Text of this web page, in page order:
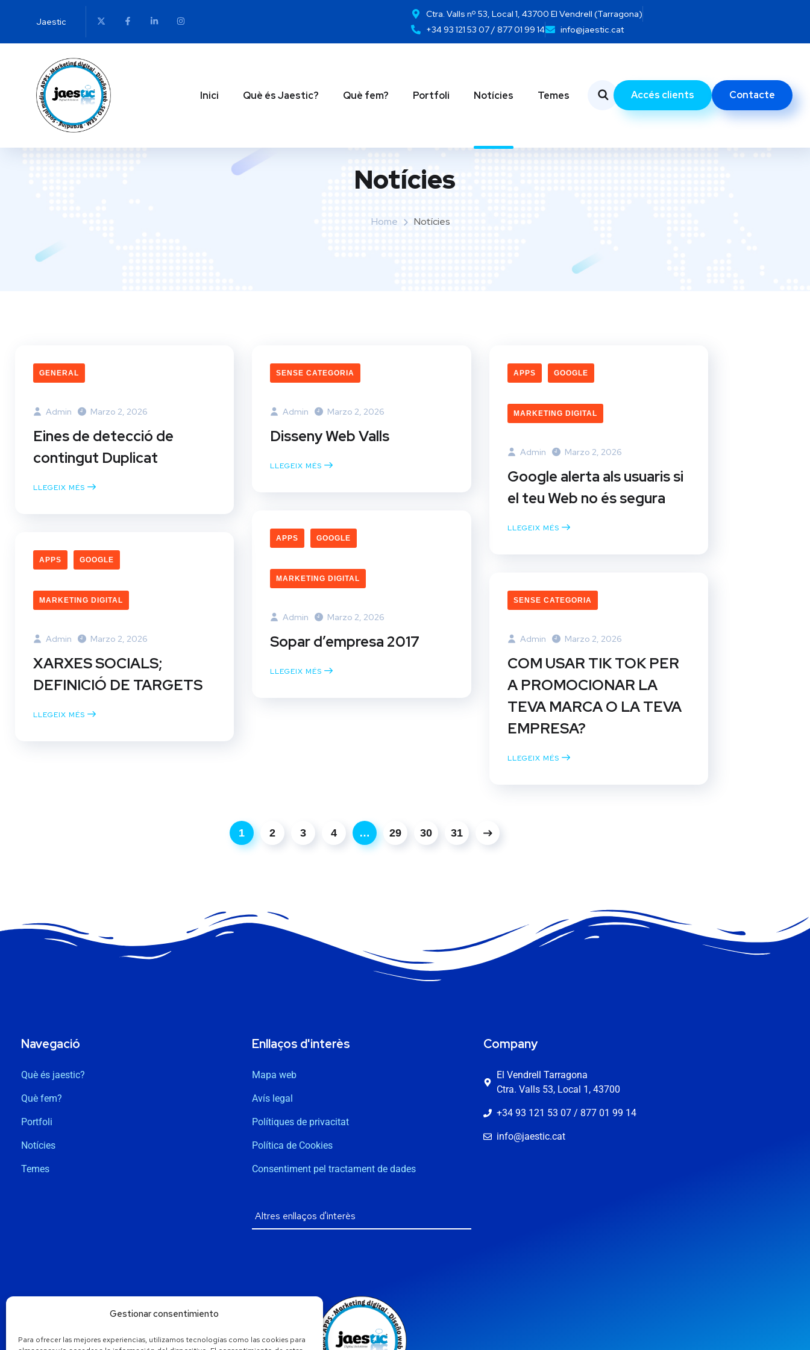
Gestionar consentimiento
Para ofrecer las mejores experiencias, utilizamos tecnologías como las cookies para
Jaestic
Ctra. Valls nº 53, Local 1, 43700 El Vendrell (Tarragona)
+34 93 121 53 07 / 877 01 99 14
info@jaestic.cat
Inici Què és Jaestic? Què fem? Portfoli Notícies Temes Accés clients Contacte
Notícies
Home Notícies
GENERAL
Admin Marzo 2, 2026
Eines de detecció de
contingut Duplicat
LLEGEIX MÉS
SENSE CATEGORIA
Admin Marzo 2, 2026
Disseny Web Valls
LLEGEIX MÉS
APPS GOOGLE
MARKETING DIGITAL
Admin Marzo 2, 2026
Google alerta als usuaris si
el teu Web no és segura
LLEGEIX MÉS
APPS GOOGLE
MARKETING DIGITAL
Admin Marzo 2, 2026
Sopar d’empresa 2017
LLEGEIX MÉS
APPS GOOGLE
MARKETING DIGITAL
Admin Marzo 2, 2026
XARXES SOCIALS;
DEFINICIÓ DE TARGETS
LLEGEIX MÉS
SENSE CATEGORIA
Admin Marzo 2, 2026
COM USAR TIK TOK PER
A PROMOCIONAR LA
TEVA MARCA O LA TEVA
EMPRESA?
LLEGEIX MÉS
1 2 3 4 … 29 30 31
Navegació
Què és jaestic?
Què fem?
Portfoli
Notícies
Temes
Enllaços d'interès
Mapa web
Avís legal
Polítiques de privacitat
Política de Cookies
Consentiment pel tractament de dades
Company
El Vendrell Tarragona
Ctra. Valls 53, Local 1, 43700
+34 93 121 53 07 / 877 01 99 14
info@jaestic.cat